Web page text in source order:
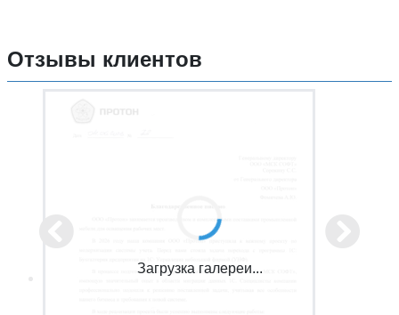
Отзывы клиентов
Загрузка галереи...